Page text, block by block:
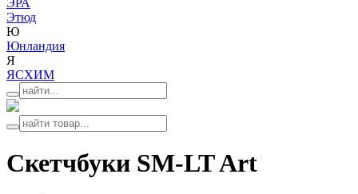
ЭРА
Этюд
Ю
Юнландия
Я
ЯСХИМ
Скетчбуки SM-LT Art